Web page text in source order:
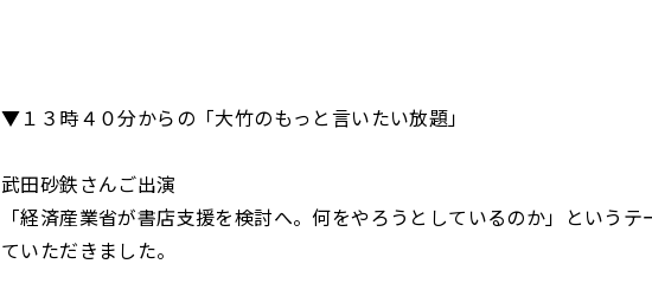
▼１３時４０分からの「大竹のもっと言いたい放題」
武田砂鉄さんご出演
「経済産業省が書店支援を検討へ。何をやろうとしているのか」というテ
ていただきました。